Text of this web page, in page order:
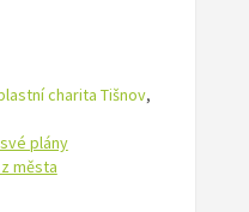
charita Tišnov,
plány
města